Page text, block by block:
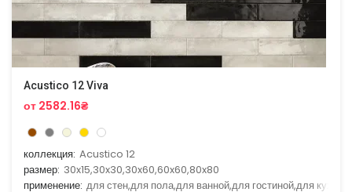
Acustico 12 Viva
от 2582.16₴
коллекция: Acustico 12
размер: 30x15,30x30,30x60,60x60,80x80
применение: для стен,для пола,для ванной,для гостиной,для кухни